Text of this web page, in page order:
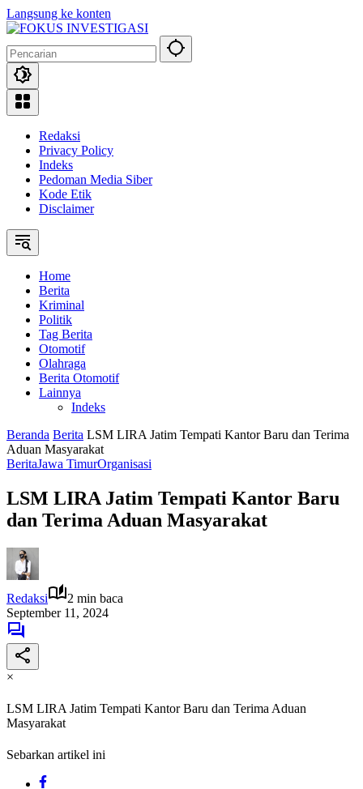
Langsung ke konten
Redaksi
Privacy Policy
Indeks
Pedoman Media Siber
Kode Etik
Disclaimer
Home
Berita
Kriminal
Politik
Tag Berita
Otomotif
Olahraga
Berita Otomotif
Lainnya
Indeks
Beranda Berita LSM LIRA Jatim Tempati Kantor Baru dan Terima
Aduan Masyarakat
BeritaJawa TimurOrganisasi
LSM LIRA Jatim Tempati Kantor Baru
dan Terima Aduan Masyarakat
Redaksi
2 min baca
September 11, 2024
×
LSM LIRA Jatim Tempati Kantor Baru dan Terima Aduan
Masyarakat
Sebarkan artikel ini